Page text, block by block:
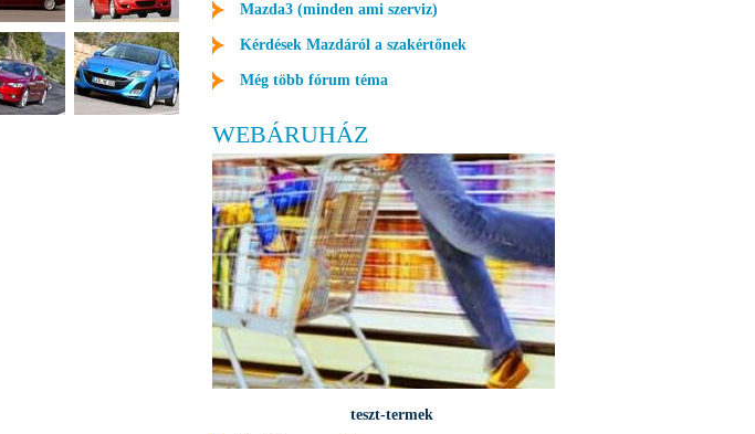
Mazda3 (minden ami szerviz)
Kérdések Mazdáról a szakértőnek
Még több fórum téma
WEBÁRUHÁZ
teszt-termek